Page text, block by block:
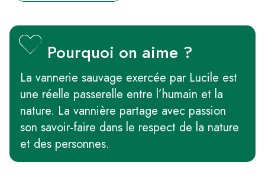
Pourquoi on aime ?
La vannerie sauvage exercée par Lucile est
une réelle passerelle entre l’humain et la
nature. La vannière partage avec passion
son savoir-faire dans le respect de la nature
et des personnes.